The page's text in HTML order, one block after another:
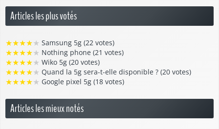
Articles les plus votés
★★★★★ Samsung 5g (22 votes)
★★★★★ Nothing phone (21 votes)
★★★★★ Wiko 5g (20 votes)
★★★★★ Quand la 5g sera-t-elle disponible ? (20 votes)
★★★★★ Google pixel 5g (18 votes)
Articles les mieux notés